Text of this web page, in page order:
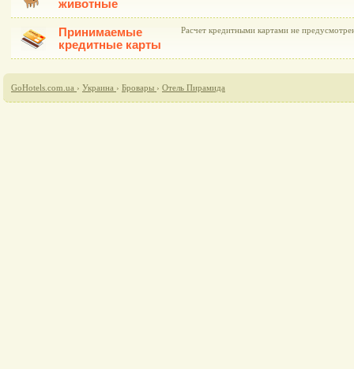
животные
Принимаемые
кредитные карты
Расчет кредитными картами не
GoHotels.com.ua › Украина › Бровары › Отель Пирамида